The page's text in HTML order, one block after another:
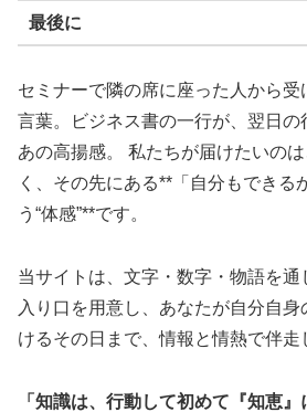
最後に
セミナーで隣の席に座った人から
言葉。ビジネス書の一行が、翌日の
あの高揚感。 私たちが届けたいの
く、その先にある**「自分もできる
う“体感”**です。
当サイトは、文字・数字・物語を通
入り口を用意し、あなたが自分自
けるその日まで、情報と情熱で伴走
「知識は、行動して初めて『知恵』